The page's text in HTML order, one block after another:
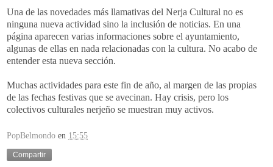
Una de las novedades más llamativas del Nerja Cultural no es
ninguna nueva actividad sino la inclusión de noticias. En una
página aparecen varias informaciones sobre el ayuntamiento,
algunas de ellas en nada relacionadas con la cultura. No acabo de
entender esta nueva sección.
Muchas actividades para este fin de año, al margen de las propias
de las fechas festivas que se avecinan. Hay crisis, pero los
colectivos culturales nerjeño se muestran muy activos.
PopBelmondo en 15:55
Compartir